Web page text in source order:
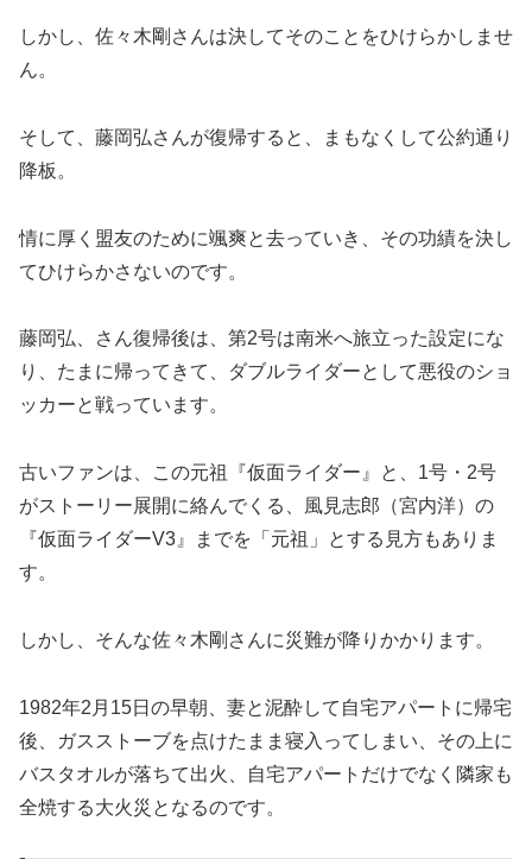
しかし、佐々木剛さんは決してそのことをひけらかしませ
ん。
そして、藤岡弘さんが復帰すると、まもなくして公約通り
降板。
情に厚く盟友のために颯爽と去っていき、その功績を決し
てひけらかさないのです。
藤岡弘、さん復帰後は、第2号は南米へ旅立った設定にな
り、たまに帰ってきて、ダブルライダーとして悪役のショ
ッカーと戦っています。
古いファンは、この元祖『仮面ライダー』と、1号・2号
がストーリー展開に絡んでくる、風見志郎（宮内洋）の
『仮面ライダーV3』までを「元祖」とする見方もありま
す。
しかし、そんな佐々木剛さんに災難が降りかかります。
1982年2月15日の早朝、妻と泥酔して自宅アパートに帰宅
後、ガスストーブを点けたまま寝入ってしまい、その上に
バスタオルが落ちて出火、自宅アパートだけでなく隣家も
全焼する大火災となるのです。